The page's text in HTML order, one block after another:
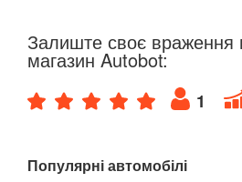
JAGUAR
LANCIA
Залиште своє враження
магазин Autobot:
1
Популярні автомобілі